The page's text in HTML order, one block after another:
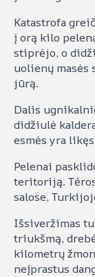
Katastrofa
į orą kilo
stiprėjo, o
uolienų
jūrą.
Dalis
didžiulė
esmės yra
Pelenai
teritoriją.
salose,
Išsiveržimas
triukšmą,
kilometrų
neįprastus